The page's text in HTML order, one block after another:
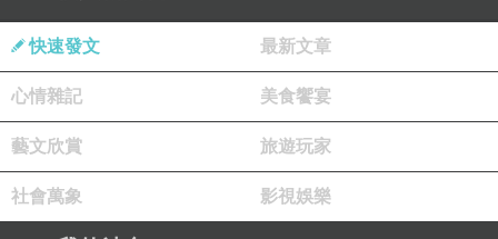
快速發文 最新文章
心情雜記 美食饗宴
藝文欣賞 旅遊玩家
社會萬象 影視娛樂